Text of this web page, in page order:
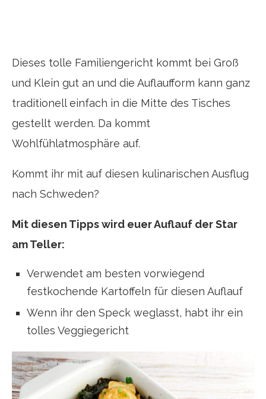
Dieses tolle Familiengericht kommt bei Groß
und Klein gut an und die Auflaufform kann ganz
traditionell einfach in die Mitte des Tisches
gestellt werden. Da kommt
Wohlfühlatmosphäre auf.
Kommt ihr mit auf diesen kulinarischen Ausflug
nach Schweden?
Mit diesen Tipps wird euer Auflauf der Star
am Teller:
Verwendet am besten vorwiegend
festkochende Kartoffeln für diesen Auflauf
Wenn ihr den Speck weglasst, habt ihr ein
tolles Veggiegericht